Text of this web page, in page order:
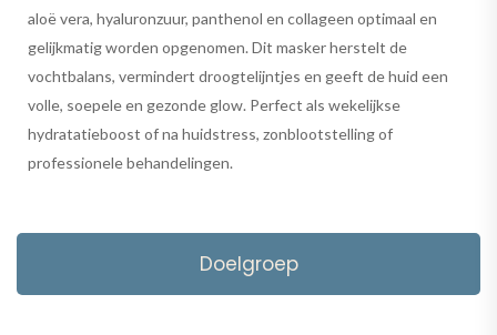
aloë vera, hyaluronzuur, panthenol en collageen optimaal en
gelijkmatig worden opgenomen. Dit masker herstelt de
vochtbalans, vermindert droogtelijntjes en geeft de huid een
volle, soepele en gezonde glow. Perfect als wekelijkse
hydratatieboost of na huidstress, zonblootstelling of
professionele behandelingen.
Doelgroep